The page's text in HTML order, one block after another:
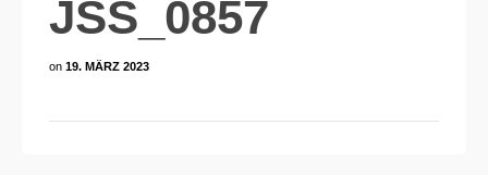
JSS_0857
on 19. MÄRZ 2023